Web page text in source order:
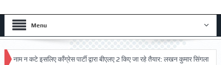
Menu
न कटे इसलिए काँग्रेस पार्टी द्वारा बीएलए 2 किए जा रहे तैयार: लखन कुमार सिंगला